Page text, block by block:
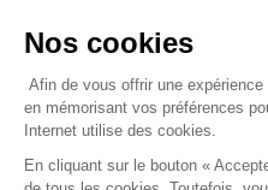
Nous contacter
À propos
Paiement sécurisé
Livraison | Retour client